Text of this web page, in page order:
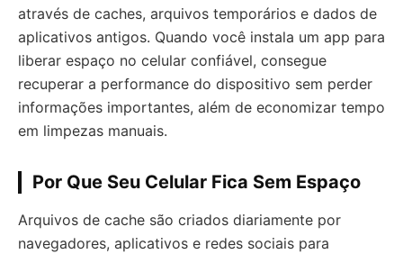
através de caches, arquivos temporários e dados de
aplicativos antigos. Quando você instala um app para
liberar espaço no celular confiável, consegue
recuperar a performance do dispositivo sem perder
informações importantes, além de economizar tempo
em limpezas manuais.
Por Que Seu Celular Fica Sem Espaço
Arquivos de cache são criados diariamente por
navegadores, aplicativos e redes sociais para